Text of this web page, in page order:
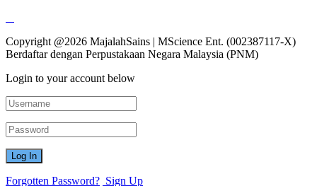
Copyright @2026 MajalahSains | MScience Ent. (002387117-X)
Berdaftar dengan Perpustakaan Negara Malaysia (PNM)
Login to your account below
Forgotten Password? Sign Up